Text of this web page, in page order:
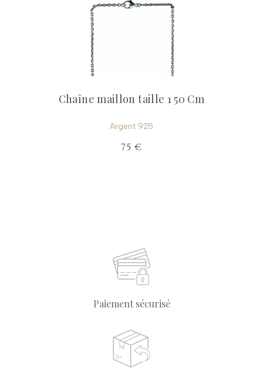
Chaîne maillon taille 1 50 Cm
Argent 925
75 €
Paiement sécurisé